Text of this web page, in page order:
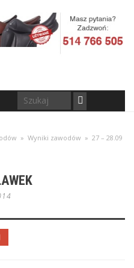
» Wyniki zawodów » 27 – 28.09